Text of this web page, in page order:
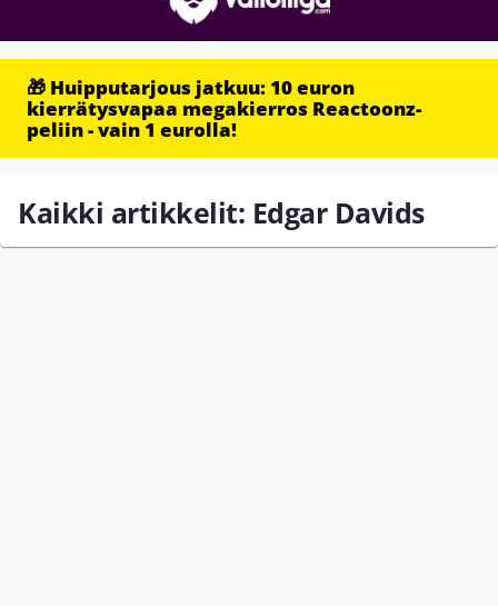
🎁 Huipputarjous jatkuu: 10 euron
kierrätysvapaa megakierros Reactoonz-
peliin - vain 1 eurolla!
Kaikki artikkelit: Edgar Davids